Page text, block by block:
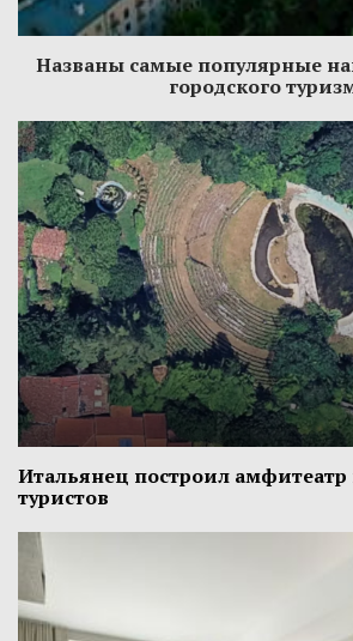
Названы самые популярные
городского
Итальянец построил амфитеатр
туристов